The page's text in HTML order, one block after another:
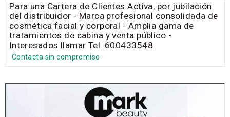
Para una Cartera de Clientes Activa, por jubilación
del distribuidor - Marca profesional consolidada de
cosmética facial y corporal - Amplia gama de
tratamientos de cabina y venta público -
Interesados llamar Tel. 600433548
Contacta sin compromiso